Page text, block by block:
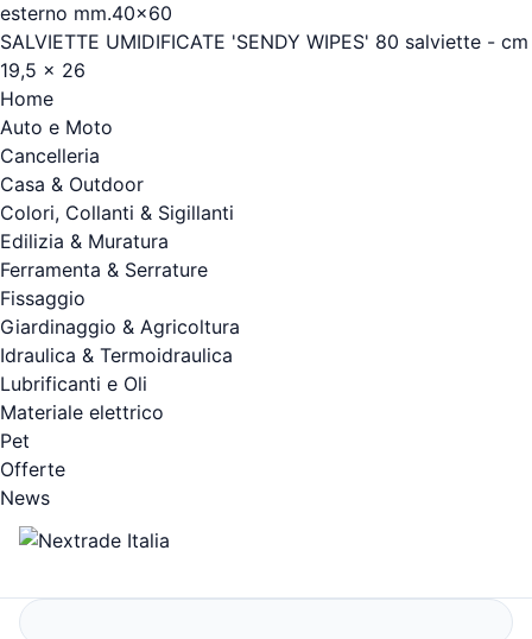
esterno mm.40x60
SALVIETTE UMIDIFICATE 'SENDY WIPES' 80 salviette - cm
19,5 x 26
Home
Auto e Moto
Cancelleria
Casa & Outdoor
Colori, Collanti & Sigillanti
Edilizia & Muratura
Ferramenta & Serrature
Fissaggio
Giardinaggio & Agricoltura
Idraulica & Termoidraulica
Lubrificanti e Oli
Materiale elettrico
Pet
Offerte
News